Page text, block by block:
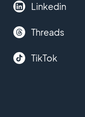
Linkedin
Threads
TikTok